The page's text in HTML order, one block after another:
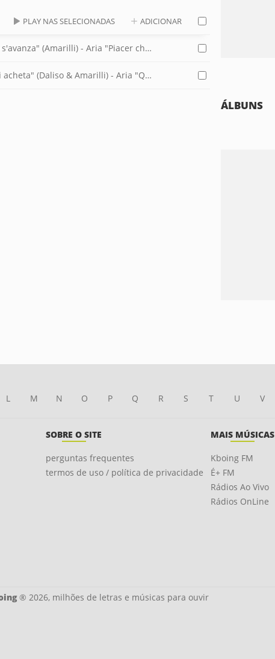
PLAY NAS SELECIONADAS ADICIONAR
Amarilli vezzosa (Il duello amoroso), HWV 82: Recitativo "Dunque tanto s'avanza" (Amarilli) - Aria "Piacer che non si dona" (Amari
Amarilli vezzosa (Il duello amoroso), HWV 82: Recitativo "Sì, sì, crudel, ti acheta" (Daliso & Amarilli) - Aria "Quel nocchiero ch
ÁLBUNS
L M N O P Q R S T U V
SOBRE O SITE
perguntas frequentes
termos de uso / política de privacidade
MAIS MÚSICAS
Kboing FM
É+ FM
Rádios Ao Vivo
Rádios OnLine
® 2026, milhões de letras e músicas para ouvir